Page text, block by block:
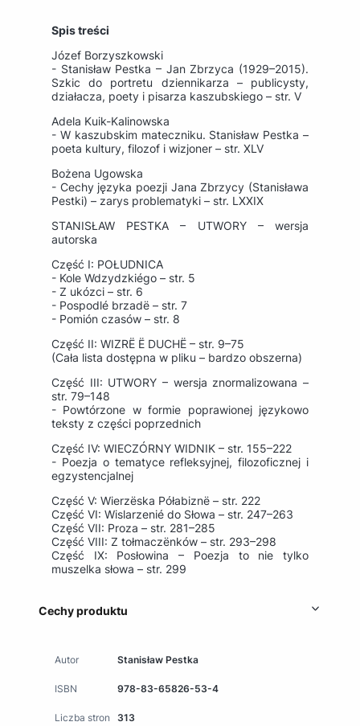
Spis treści
Józef Borzyszkowski
- Stanisław Pestka – Jan Zbrzyca (1929–2015).
Szkic do portretu dziennikarza – publicysty,
działacza, poety i pisarza kaszubskiego – str. V
Adela Kuik-Kalinowska
- W kaszubskim mateczniku. Stanisław Pestka –
poeta kultury, filozof i wizjoner – str. XLV
Bożena Ugowska
- Cechy języka poezji Jana Zbrzycy (Stanisława
Pestki) – zarys problematyki – str. LXXIX
STANISŁAW PESTKA – UTWORY – wersja
autorska
Część I: POŁUDNICA
- Kole Wdzydzkiégo – str. 5
- Z ukózci – str. 6
- Pospodlé brzadë – str. 7
- Pomión czasów – str. 8
Część II: WIZRË Ë DUCHË – str. 9–75
(Cała lista dostępna w pliku – bardzo obszerna)
Część III: UTWORY – wersja znormalizowana –
str. 79–148
- Powtórzone w formie poprawionej językowo
teksty z części poprzednich
Część IV: WIECZÓRNY WIDNIK – str. 155–222
- Poezja o tematyce refleksyjnej, filozoficznej i
egzystencjalnej
Część V: Wierzëska Półabiznë – str. 222
Część VI: Wislarzenié do Słowa – str. 247–263
Część VII: Proza – str. 281–285
Część VIII: Z tołmaczënków – str. 293–298
Część IX: Posłowina – Poezja to nie tylko
muszelka słowa – str. 299
Cechy produktu
Autor Stanisław Pestka
ISBN 978-83-65826-53-4
Liczba stron 313